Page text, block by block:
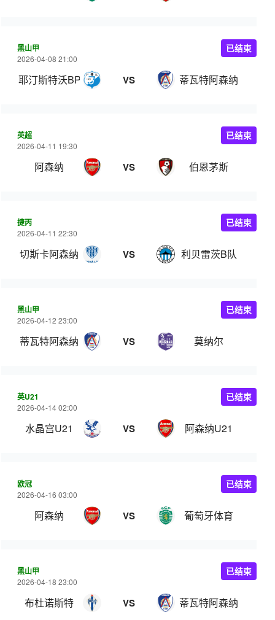
黑山甲
2026-04-08 21:00
耶汀斯特沃BP VS 蒂瓦特阿森纳
已结束
英超
2026-04-11 19:30
阿森纳 VS 伯恩茅斯
已结束
捷丙
2026-04-11 22:30
切斯卡阿森纳 VS 利贝雷茨B队
已结束
黑山甲
2026-04-12 23:00
蒂瓦特阿森纳 VS 莫纳尔
已结束
英U21
2026-04-14 02:00
水晶宫U21 VS 阿森纳U21
已结束
欧冠
2026-04-16 03:00
阿森纳 VS 葡萄牙体育
已结束
黑山甲
2026-04-18 23:00
布杜诺斯特 VS 蒂瓦特阿森纳
已结束